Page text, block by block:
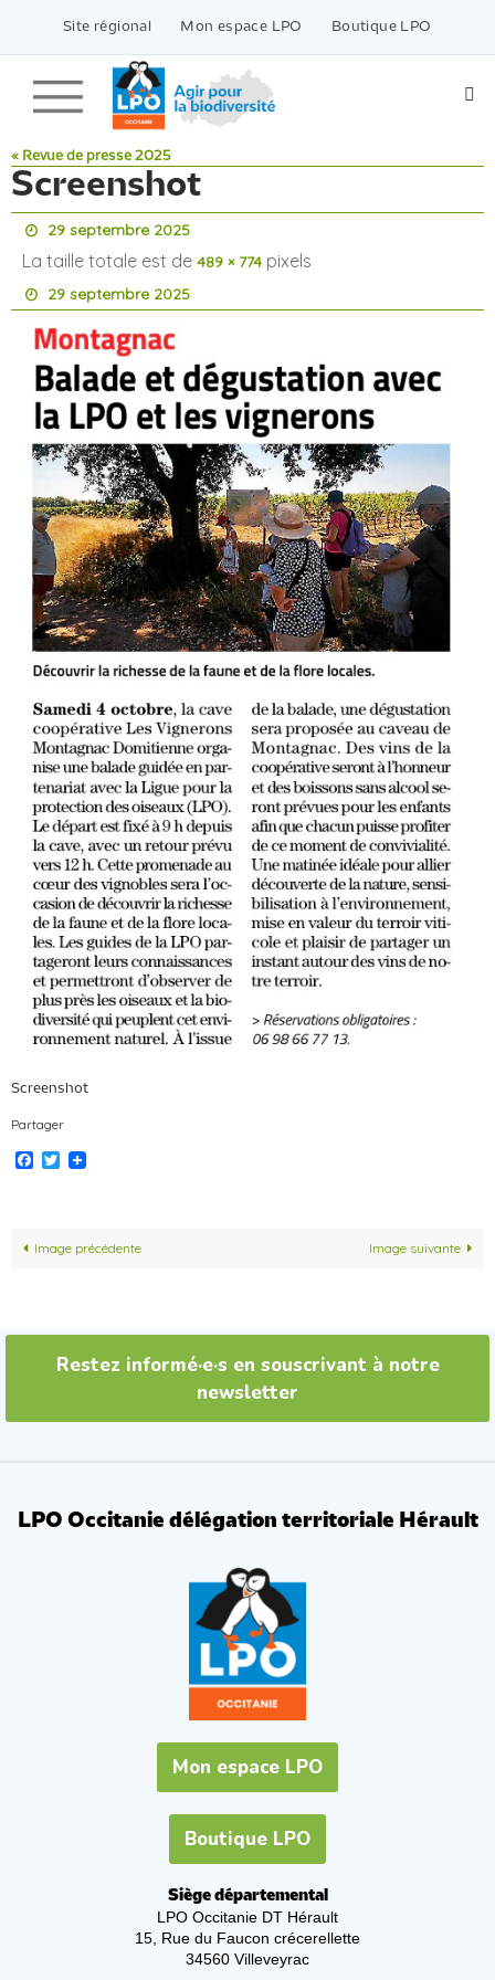
contenu
Site régional Mon espace LPO Boutique LPO
« Revue de presse 2025
Screenshot
29 septembre 2025
La taille totale est de 489 × 774 pixels
29 septembre 2025
Screenshot
Partager
Facebook
Twitter
Image précédente Image suivante
Restez informé·e·s en souscrivant à notre
newsletter
LPO Occitanie délégation territoriale Hérault
Mon espace LPO
Boutique LPO
Siège départemental
LPO Occitanie DT Hérault
15, Rue du Faucon crécerellette
34560 Villeveyrac